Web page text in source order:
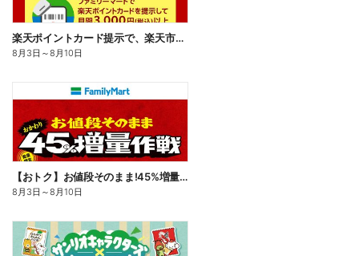
楽天ポイントカード提示で、楽天市場でのお買い物がおトクに!
8月3日 ～8月10日
【おトク】お値段そのまま!45%増量作戦!
8月3日 ～8月10日